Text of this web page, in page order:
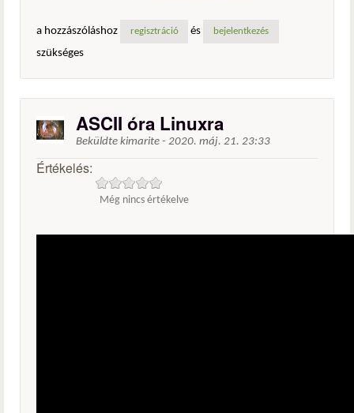
a hozzászóláshoz
regisztráció és bejelentkezés
szükséges
ASCII óra Linuxra
Beküldte kimarite - 2020. máj. 21. 23:33
Értékelés:
Még nincs értékelve